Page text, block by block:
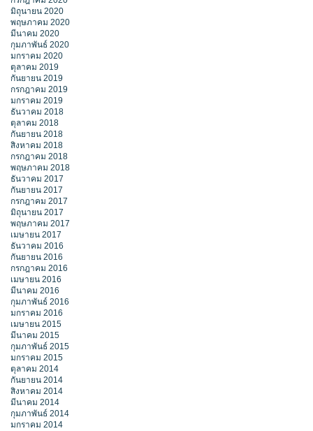
มิถุนายน 2020
พฤษภาคม 2020
มีนาคม 2020
กุมภาพันธ์ 2020
มกราคม 2020
ตุลาคม 2019
กันยายน 2019
กรกฎาคม 2019
มกราคม 2019
ธันวาคม 2018
ตุลาคม 2018
กันยายน 2018
สิงหาคม 2018
กรกฎาคม 2018
พฤษภาคม 2018
ธันวาคม 2017
กันยายน 2017
กรกฎาคม 2017
มิถุนายน 2017
พฤษภาคม 2017
เมษายน 2017
ธันวาคม 2016
กันยายน 2016
กรกฎาคม 2016
เมษายน 2016
มีนาคม 2016
กุมภาพันธ์ 2016
มกราคม 2016
เมษายน 2015
มีนาคม 2015
กุมภาพันธ์ 2015
มกราคม 2015
ตุลาคม 2014
กันยายน 2014
สิงหาคม 2014
มีนาคม 2014
กุมภาพันธ์ 2014
มกราคม 2014